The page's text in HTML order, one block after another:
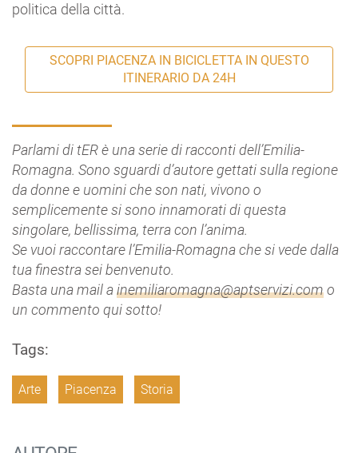
politica della città.
SCOPRI PIACENZA IN BICICLETTA IN QUESTO
ITINERARIO DA 24H
Parlami di tER è una serie di racconti dell’Emilia-
Romagna. Sono sguardi d’autore gettati sulla regione
da donne e uomini che son nati, vivono o
semplicemente si sono innamorati di questa
singolare, bellissima, terra con l’anima.
Se vuoi raccontare l’Emilia-Romagna che si vede dalla
tua finestra sei benvenuto.
Basta una mail ainemiliaromagna@aptservizi.como
un commento qui sotto!
Tags:
Arte Piacenza Storia